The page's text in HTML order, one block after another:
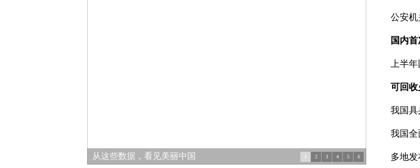
从这些数据，看见美丽中国 1 2 3 4 5 6
公安
可回
我国
我国全
多地